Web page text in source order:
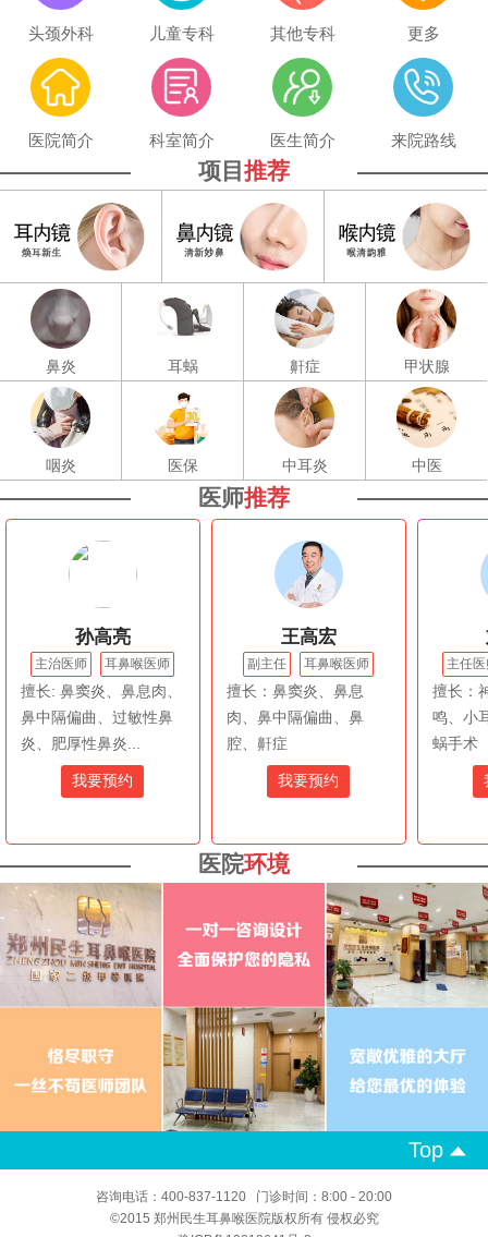
头颈外科 儿童专科 其他专科 更多
医院简介 科室简介 医生简介 来院路线
项目 推荐
鼻炎 耳蜗 鼾症 甲状腺
咽炎 医保 中耳炎 中医
医师推荐
孙高亮
主治医师 耳鼻喉医师
擅长: 鼻窦炎、鼻息肉、
鼻中隔偏曲、过敏性鼻
炎、肥厚性鼻炎...
我要预约
王高宏
副主任 耳鼻喉医师
擅长：鼻窦炎、鼻息
肉、鼻中隔偏曲、鼻
腔、鼾症
我要预约
主任
擅长：
鸣、小
蜗手术
医院环境
Top
咨询电话：400-837-1120 门诊时间：8:00 - 20:00
©2015 郑州民生耳鼻喉医院版权所有 侵权必究